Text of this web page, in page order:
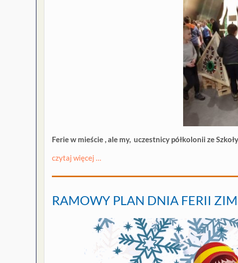
Ferie w mieście , ale my, uczestnicy półkolonii ze
czytaj więcej …
RAMOWY PLAN DNIA FERII